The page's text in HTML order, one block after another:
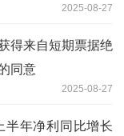
2025-08-27
得来自短期票据绝
同意
2025-08-27
半年净利同比增长